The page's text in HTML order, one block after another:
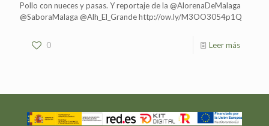
Pollo con nueces y pasas. Y reportaje de la @AlorenaDeMalaga
@SaboraMalaga @Alh_El_Grande http://ow.ly/M3OO3054p1Q
0 Leer más